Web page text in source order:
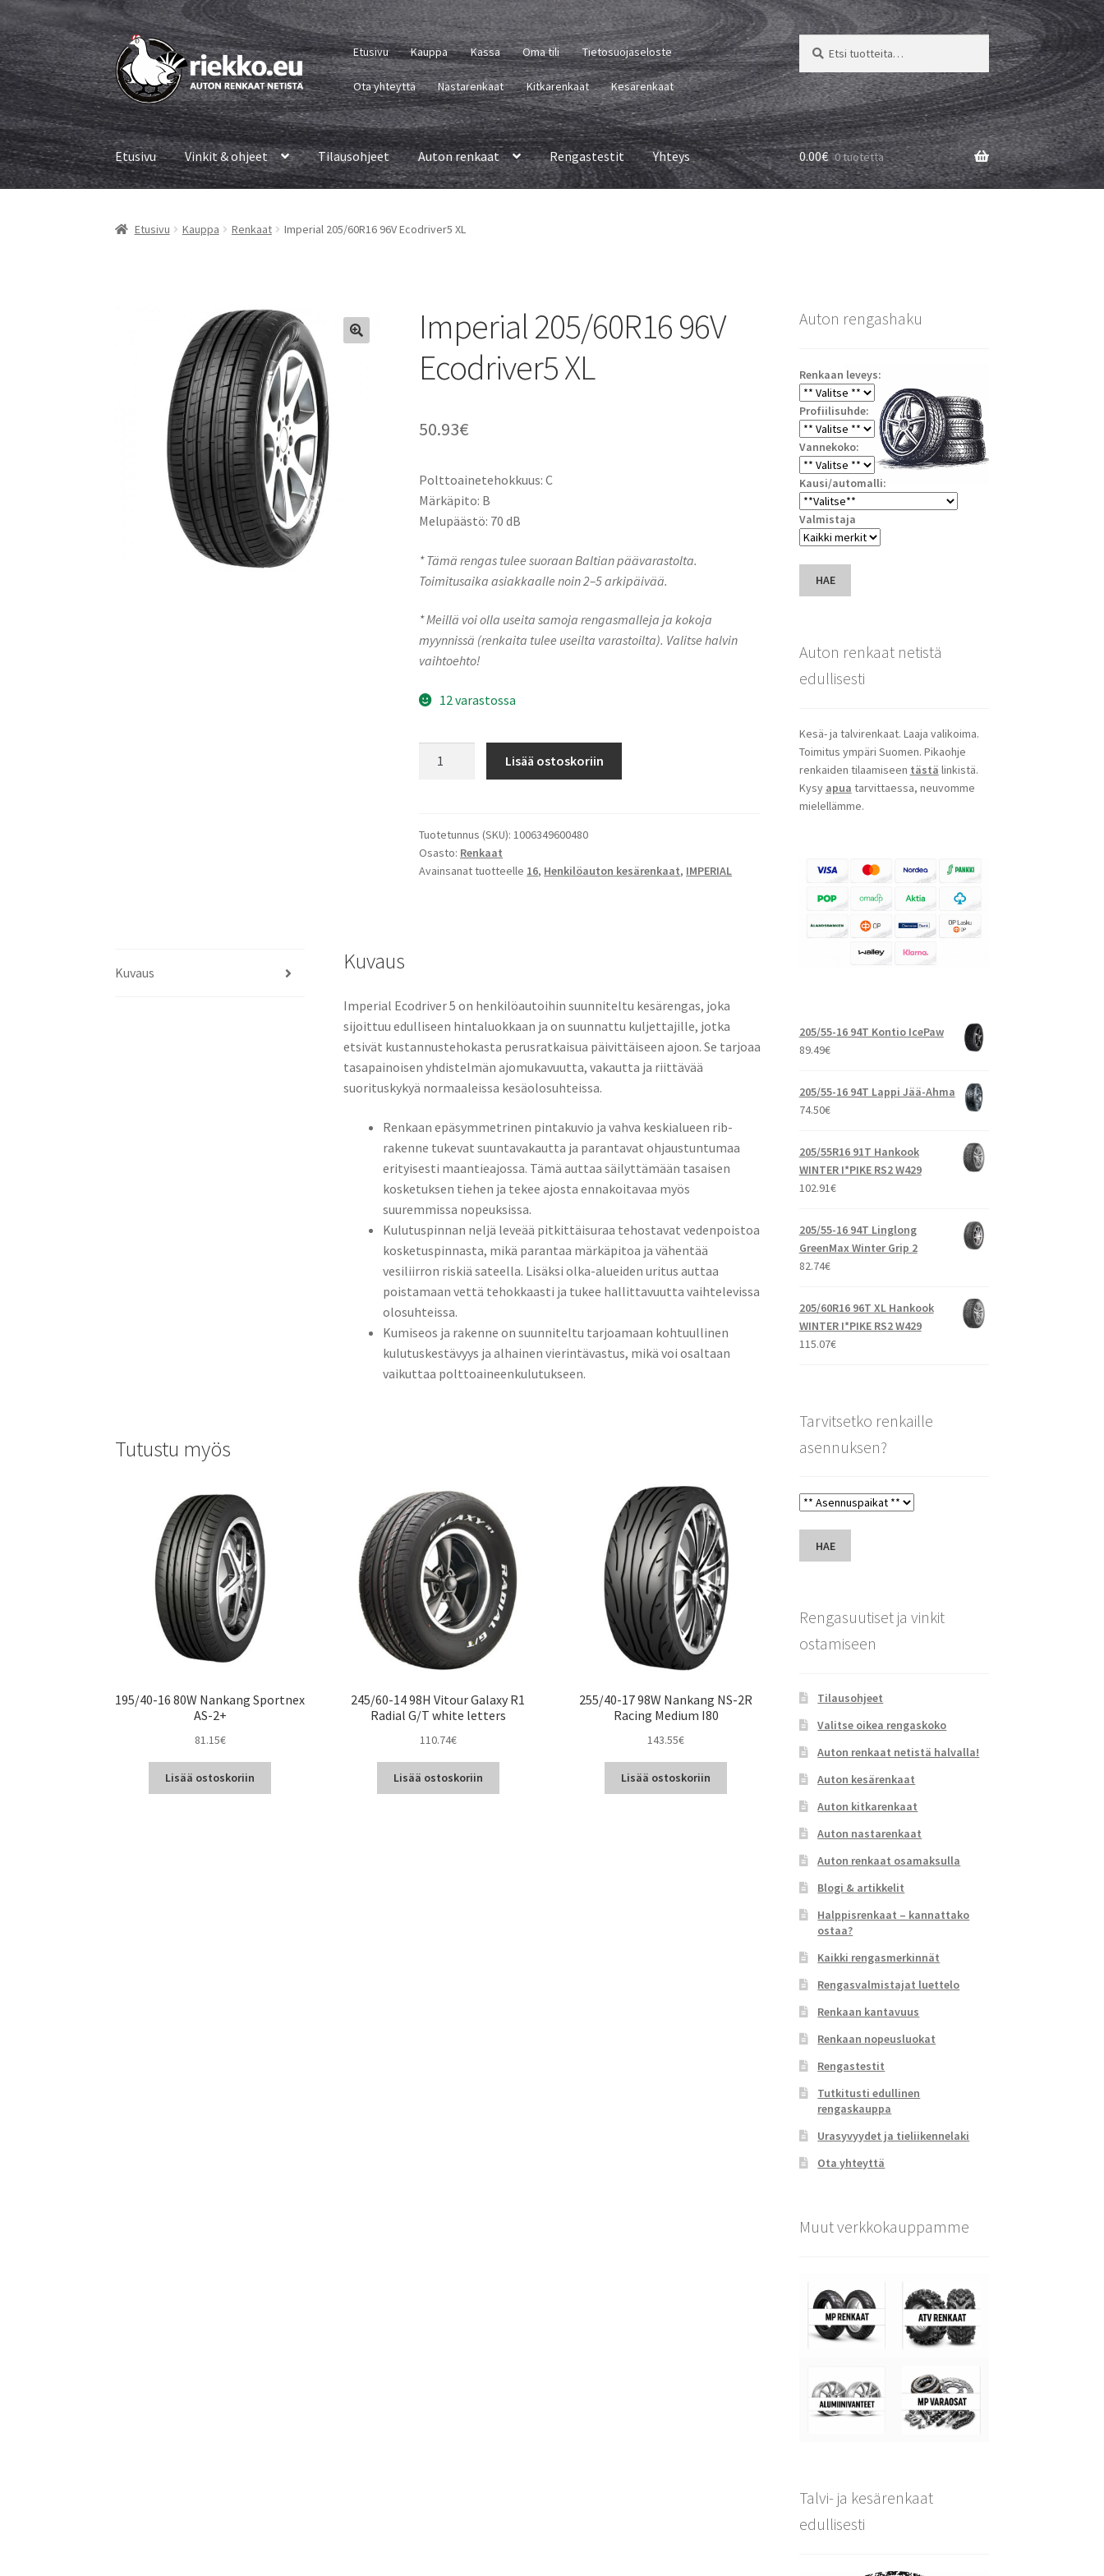
Siirry
navigointiin
Siirry
sisältöön
Etusivu Kauppa Kassa Oma tili Tietosuojaseloste
Ota yhteyttä Nastarenkaat Kitkarenkaat Kesärenkaat
Etsi:
Haku
Etusivu Vinkit & ohjeet Tilausohjeet Auton renkaat Rengastestit Yhteys 0.00€ 0 tuotetta
Etusivu Kauppa Renkaat Imperial 205/60R16 96V Ecodriver5 XL
Imperial 205/60R16 96V
Ecodriver5 XL
50.93€
Polttoainetehokkuus: C
Märkäpito: B
Melupäästö: 70 dB
* Tämä rengas tulee suoraan Baltian päävarastolta.
Toimitusaika asiakkaalle noin 2–5 arkipäivää.
* Meillä voi olla useita samoja rengasmalleja ja kokoja
myynnissä (renkaita tulee useilta varastoilta). Valitse halvin
vaihtoehto!
12 varastossa
XL
määrä
Lisää ostoskoriin
Tuotetunnus (SKU):1006349600480
Osasto: Renkaat
Avainsanat tuotteelle 16, Henkilöauton kesärenkaat, IMPERIAL
Kuvaus Kuvaus
Imperial Ecodriver 5 on henkilöautoihin suunniteltu kesärengas, joka
sijoittuu edulliseen hintaluokkaan ja on suunnattu kuljettajille, jotka
etsivät kustannustehokasta perusratkaisua päivittäiseen ajoon. Se tarjoaa
tasapainoisen yhdistelmän ajomukavuutta, vakautta ja riittävää
suorituskykyä normaaleissa kesäolosuhteissa.
Renkaan epäsymmetrinen pintakuvio ja vahva keskialueen rib-
rakenne tukevat suuntavakautta ja parantavat ohjaustuntumaa
erityisesti maantieajossa. Tämä auttaa säilyttämään tasaisen
kosketuksen tiehen ja tekee ajosta ennakoitavaa myös
suuremmissa nopeuksissa.
Kulutuspinnan neljä leveää pitkittäisuraa tehostavat vedenpoistoa
kosketuspinnasta, mikä parantaa märkäpitoa ja vähentää
vesiliirron riskiä sateella. Lisäksi olka-alueiden uritus auttaa
poistamaan vettä tehokkaasti ja tukee hallittavuutta vaihtelevissa
olosuhteissa.
Kumiseos ja rakenne on suunniteltu tarjoamaan kohtuullinen
kulutuskestävyys ja alhainen vierintävastus, mikä voi osaltaan
vaikuttaa polttoaineenkulutukseen.
Tutustu myös
195/40-16 80W Nankang Sportnex
AS-2+
81.15€
Lisää ostoskoriin
245/60-14 98H Vitour Galaxy R1
Radial G/T white letters
110.74€
Lisää ostoskoriin
255/40-17 98W Nankang NS-2R
Racing Medium I80
143.55€
Lisää ostoskoriin
Auton rengashaku
Renkaan leveys:
Profiilisuhde:
Vannekoko:
Kausi/automalli:
Valmistaja
HAE
Auton renkaat netistä
edullisesti
Kesä- ja talvirenkaat. Laaja valikoima.
Toimitus ympäri Suomen. Pikaohje
renkaiden tilaamiseen tästä linkistä.
Kysy apua tarvittaessa, neuvomme
mielellämme.
205/55-16 94T Kontio IcePaw
89.49€
205/55-16 94T Lappi Jää-Ahma
74.50€
205/55R16 91T Hankook
WINTER I*PIKE RS2 W429
102.91€
205/55-16 94T Linglong
GreenMax Winter Grip 2
82.74€
205/60R16 96T XL Hankook
WINTER I*PIKE RS2 W429
115.07€
Tarvitsetko renkaille
asennuksen?
HAE
Rengasuutiset ja vinkit
ostamiseen
Tilausohjeet
Valitse oikea rengaskoko
Auton renkaat netistä halvalla!
Auton kesärenkaat
Auton kitkarenkaat
Auton nastarenkaat
Auton renkaat osamaksulla
Blogi & artikkelit
Halppisrenkaat – kannattako
ostaa?
Kaikki rengasmerkinnät
Rengasvalmistajat luettelo
Renkaan kantavuus
Renkaan nopeusluokat
Rengastestit
Tutkitusti edullinen
rengaskauppa
Urasyvyydet ja tieliikennelaki
Ota yhteyttä
Muut verkkokauppamme
Talvi- ja kesärenkaat
edullisesti